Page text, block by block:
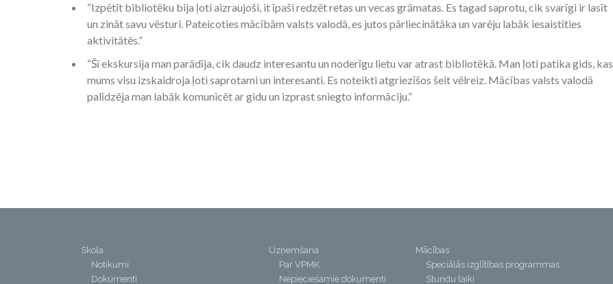
“Izpētīt bibliotēku bija ļoti aizraujoši, it īpaši redzēt retas un vecas grāmatas. Es tagad saprotu, cik svarīgi ir lasīt
un zināt savu vēsturi. Pateicoties mācībām valsts valodā, es jutos pārliecinātāka un varēju labāk iesaistīties
aktivitātēs.”
“Šī ekskursija man parādīja, cik daudz interesantu un noderīgu lietu var atrast bibliotēkā. Man ļoti patika gids, kas
mums visu izskaidroja ļoti saprotami un interesanti. Es noteikti atgriezīšos šeit vēlreiz. Mācības valsts valodā
palīdzēja man labāk komunicēt ar gidu un izprast sniegto informāciju.”
Skola
Notikumi
Dokumenti
Uzņemšana
Par VPMK
Nepieciešamie dokumenti
Mācības
Speciālās izglītības programmas
Stundu laiki